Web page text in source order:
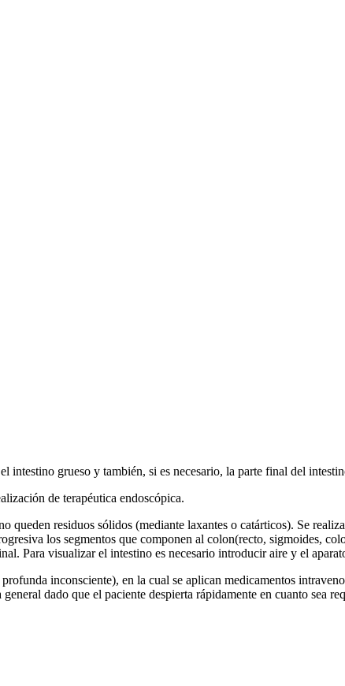
grueso y también, si es necesario, la parte final del
de terapéutica endoscópica.
queden residuos sólidos (mediante laxantes o catárticos). Se
los segmentos que componen al colon(recto, sigmoides,
Para visualizar el intestino es necesario introducir aire y el
inconsciente), en la cual se aplican medicamentos
dado que el paciente despierta rápidamente en cuanto sea